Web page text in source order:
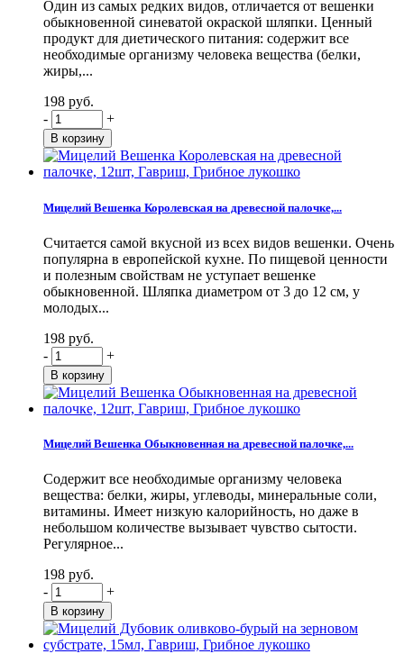
Один из самых редких видов, отличается от вешенки
обыкновенной синеватой окраской шляпки. Ценный
продукт для диетического питания: содержит все
необходимые организму человека вещества (белки,
жиры,...
198 руб.
-
+
Мицелий Вешенка Королевская на древесной палочке,...
Считается самой вкусной из всех видов вешенки. Очень
популярна в европейской кухне. По пищевой ценности
и полезным свойствам не уступает вешенке
обыкновенной. Шляпка диаметром от 3 до 12 см, у
молодых...
198 руб.
-
+
Мицелий Вешенка Обыкновенная на древесной палочке,...
Содержит все необходимые организму человека
вещества: белки, жиры, углеводы, минеральные соли,
витамины. Имеет низкую калорийность, но даже в
небольшом количестве вызывает чувство сытости.
Регулярное...
198 руб.
-
+